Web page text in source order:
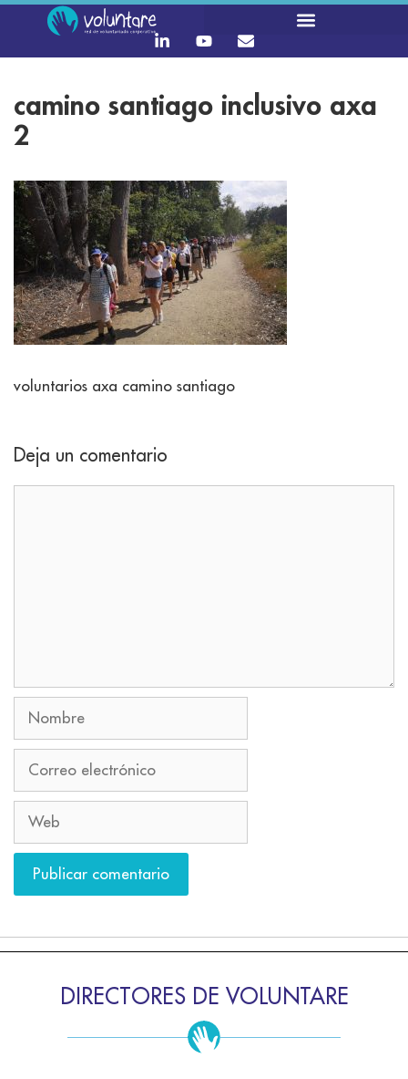
camino santiago inclusivo axa
2
voluntarios axa camino santiago
Deja un comentario
DIRECTORES DE VOLUNTARE